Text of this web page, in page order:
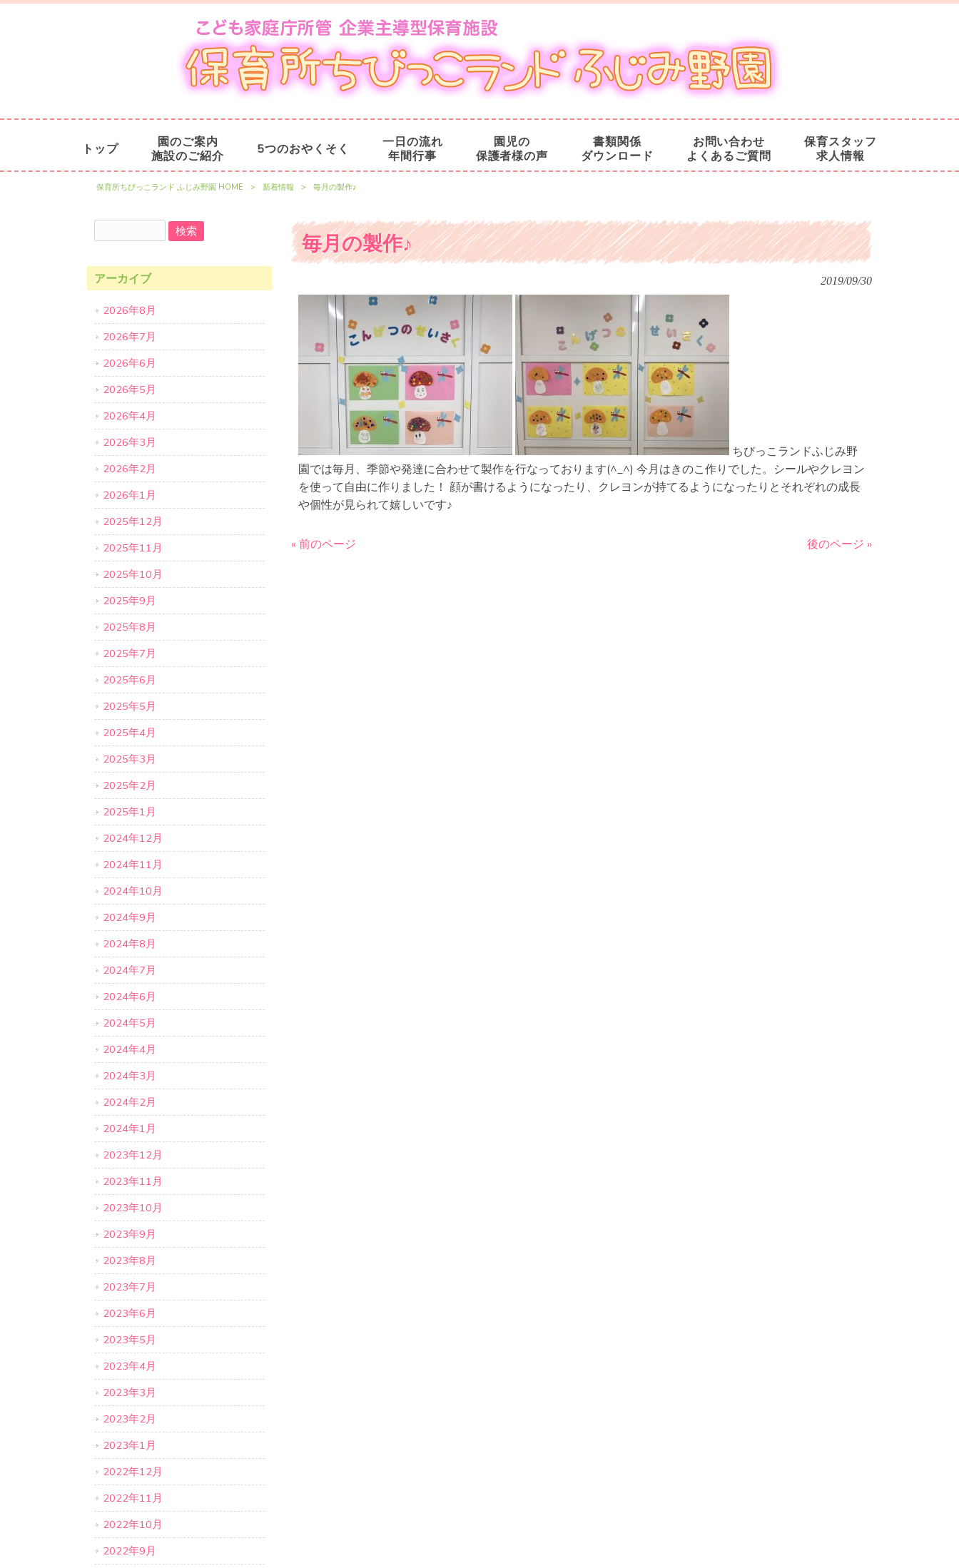
トップ
園のご案内
施設のご紹介
5つのおやくそく
一日の流れ
年間行事
園児の
保護者様の声
書類関係
ダウンロード
お問い合わせ
よくあるご質問
保育スタッフ
求人情報
保育所ちびっこランド ふじみ野園 HOME > 新着情報 > 毎月の製作♪
毎月の製作♪
2019/09/30
ちびっこランドふじみ野
園では毎月、季節や発達に合わせて製作を行なっております(^_^) 今月はきのこ作りでした。シールやクレヨン
を使って自由に作りました！ 顔が書けるようになったり、クレヨンが持てるようになったりとそれぞれの成長
や個性が見られて嬉しいです♪
« 前のページ 後のページ »
アーカイブ
2026年8月
2026年7月
2026年6月
2026年5月
2026年4月
2026年3月
2026年2月
2026年1月
2025年12月
2025年11月
2025年10月
2025年9月
2025年8月
2025年7月
2025年6月
2025年5月
2025年4月
2025年3月
2025年2月
2025年1月
2024年12月
2024年11月
2024年10月
2024年9月
2024年8月
2024年7月
2024年6月
2024年5月
2024年4月
2024年3月
2024年2月
2024年1月
2023年12月
2023年11月
2023年10月
2023年9月
2023年8月
2023年7月
2023年6月
2023年5月
2023年4月
2023年3月
2023年2月
2023年1月
2022年12月
2022年11月
2022年10月
2022年9月